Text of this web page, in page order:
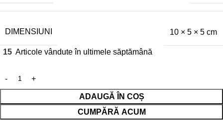
DIMENSIUNI 10 × 5 × 5 cm
15 Articole vândute în ultimele săptămână
ADAUGĂ ÎN COȘ
CUMPĂRĂ ACUM